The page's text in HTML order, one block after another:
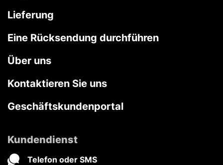
Lieferung
Eine Rücksendung durchführen
Über uns
Kontaktieren Sie uns
Geschäftskundenportal
Kundendienst
Telefon oder SMS